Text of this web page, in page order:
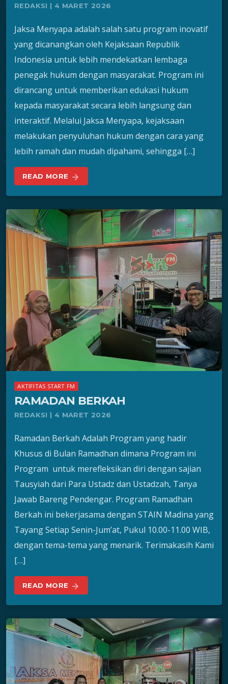
REDAKSI | 4 MARET 2026
Jaksa Menyapa adalah salah satu program inovatif
yang dicanangkan oleh Kejaksaan Republik
Indonesia untuk lebih mendekatkan lembaga
penegak hukum dengan masyarakat. Program ini
dirancang untuk memberikan edukasi hukum
kepada masyarakat secara lebih langsung dan
interaktif. Melalui Jaksa Menyapa, kejaksaan
melakukan penyuluhan hukum dengan cara yang
lebih ramah dan mudah dipahami, sehingga […]
READ MORE arrow_forward
AKTIFITAS START FM
RAMADAN BERKAH
REDAKSI | 4 MARET 2026
Ramadan Berkah Adalah Program yang hadir
Khusus di Bulan Ramadhan dimana Program ini
Program untuk merefleksikan diri dengan sajian
Tausyiah dari Para Ustadz dan Ustadzah, Tanya
Jawab Bareng Pendengar. Program Ramadhan
Berkah ini bekerjasama dengan STAIN Madina yang
Tayang Setiap Senin-Jum’at, Pukul 10.00-11.00 WIB,
dengan tema-tema yang menarik. Terimakasih Kami
[…]
READ MORE arrow_forward